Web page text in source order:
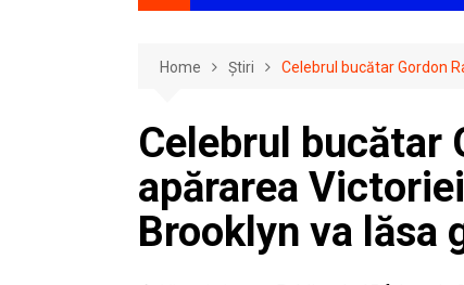
Home Știri Celebrul bucătar Gordon
Celebrul bucătar
apărarea
Brooklyn va lăsa